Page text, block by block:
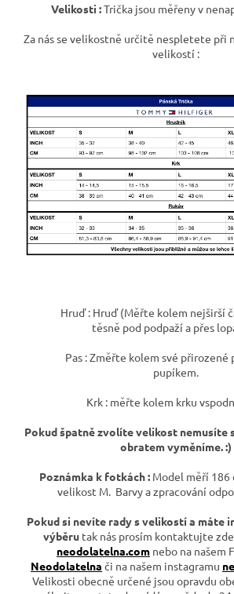
Velikosti :Trička jsou měřeny v
Za nás se velikostně určitě nespletete při
velikostí :
Hruď : Hruď (Měřte kolem nejširší
těsně pod podpaží a přes
Pas :Změřte kolem své přirozené
pupíkem.
Krk : měřte kolem krku
Pokud špatně zvolíte velikost nemusíte
obratem vyměníme. :)
Poznámka k fotkách : Model měří 186
velikost M. Barvy a zpracování
Pokud si nevíte rady s velikostí a máte
výběru tak nás prosím kontaktujte
neodolatelna.com nebo na našem
Neodolatelna či na našem instagramu
Velikosti obecně určené jsou opravdu